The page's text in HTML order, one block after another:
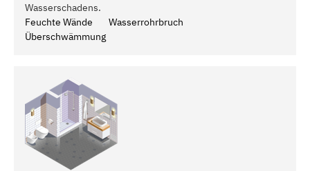
Wasserschadens.
Feuchte Wände
Wasserrohrbruch
Überschwämmung